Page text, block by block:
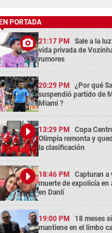
PORTADA
21:17 PM Sale a la
vida privada de
rumores
20:29 PM ¿Por qué
suspendió partido de
Miami ?
13:29 PM Copa
Olimpia remonta y
la clasificación
18:46 PM Capturan a
muerte de expolicía en
en Danlí
19:00 PM 18 meses
mantiene en el limbo